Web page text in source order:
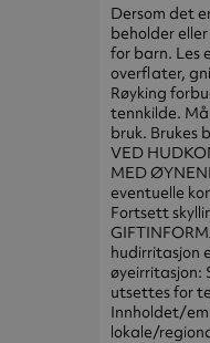
Dersom det
beholder
for barn. Les
overflater,
Røyking
tennkilde.
bruk. Brukes
VED
MED
eventuelle
Fortsett
hudirritasjon
øyeirritasjon:
utsettes for
Innholdet/
lokale/